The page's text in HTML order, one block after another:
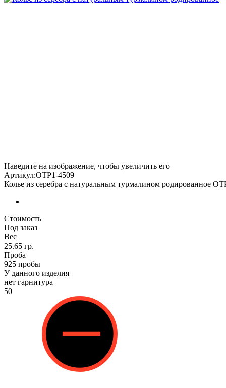
Наведите на изображение, чтобы увеличить его
Артикул:ОТР1-4509
Колье из серебра с натуральным турмалином родированное
Стоимость
Под заказ
Вес
25.65 гр.
Проба
925 пробы
У данного изделия
нет гарнитура
50